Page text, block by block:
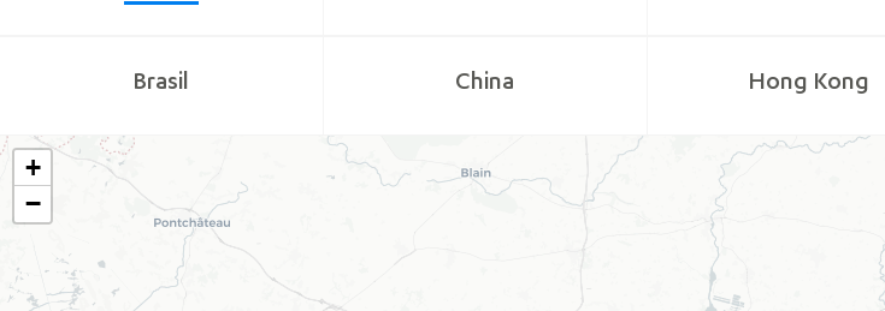
Brasil China Hong Kong
+
−